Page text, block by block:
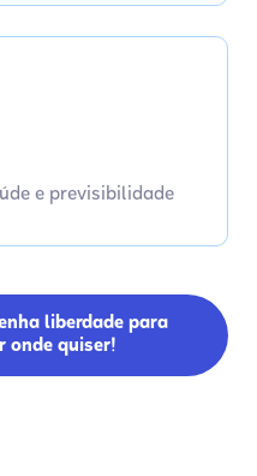
e previsibilidade
liberdade para
onde quiser!